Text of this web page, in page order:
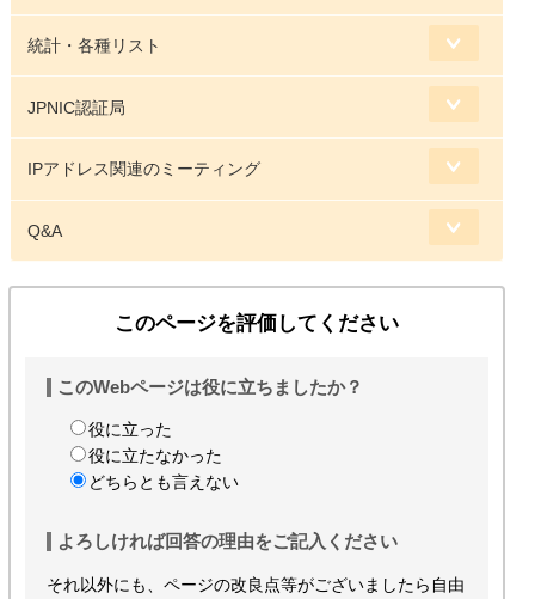
統計・各種リスト
JPNIC認証局
IPアドレス関連のミーティング
Q&A
このページを評価してください
このWebページは役に立ちましたか？
役に立った
役に立たなかった
どちらとも言えない
よろしければ回答の理由をご記入ください
それ以外にも、ページの改良点等がございましたら自由